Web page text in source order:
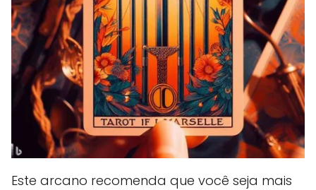
Este arcano recomenda que você seja mais